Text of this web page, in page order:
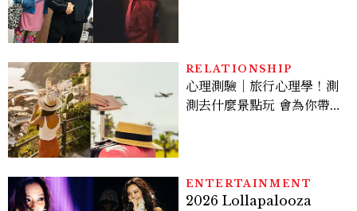
看點懶人包
RELATIONSHIP
心理測驗｜旅行心理學！測
測去什麼景點玩 會為你帶來
ENTERTAINMENT
2026 Lollapalooza